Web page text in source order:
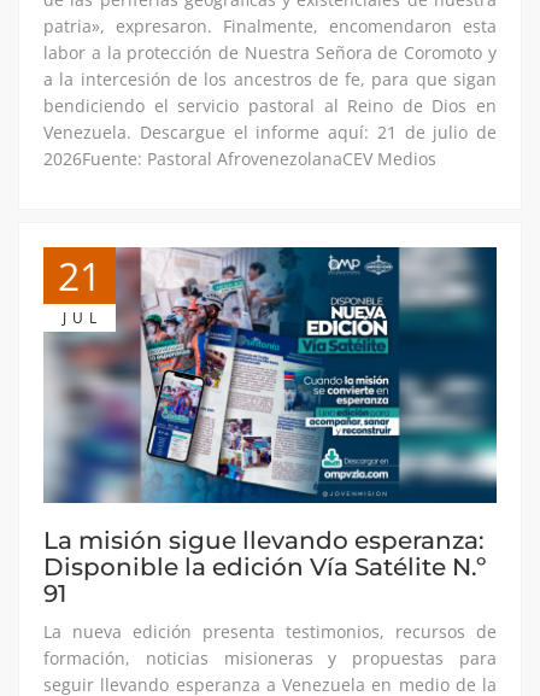
patria», expresaron. Finalmente, encomendaron esta
labor a la protección de Nuestra Señora de Coromoto y
a la intercesión de los ancestros de fe, para que sigan
bendiciendo el servicio pastoral al Reino de Dios en
Venezuela. Descargue el informe aquí: 21 de julio de
2026Fuente: Pastoral AfrovenezolanaCEV Medios
21
JUL
La misión sigue llevando esperanza:
Disponible la edición Vía Satélite N.º
91
La nueva edición presenta testimonios, recursos de
formación, noticias misioneras y propuestas para
seguir llevando esperanza a Venezuela en medio de la